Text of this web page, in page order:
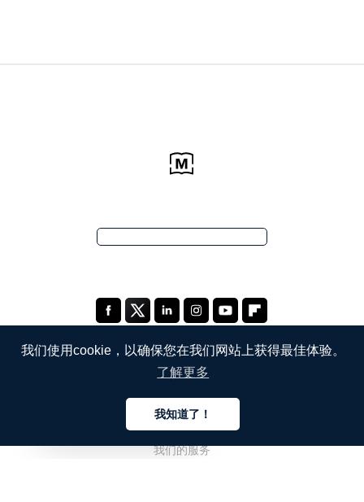
我们使用cookie，以确保您在我们网站上获得最佳体验。
了解更多
我知道了！
关于我们
我们的服务
中文